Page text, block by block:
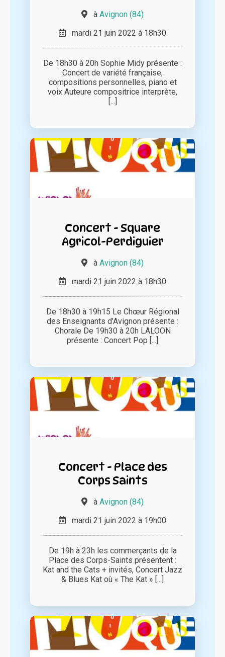
à Avignon (84)
mardi 21 juin 2022 à 18h30
De 18h30 à 20h Sophie Midy présente :
Concert de variété française,
compositions personnelles, piano et
voix Auteure compositrice interprète,
[...]
Concert - Square
Agricol-Perdiguier
à Avignon (84)
mardi 21 juin 2022 à 18h30
De 18h30 à 19h15 Le Chœur Régional
des Enseignants d’Avignon présente :
Chorale De 19h30 à 20h LALOON
présente : Concert Pop [...]
Concert - Place des
Corps Saints
à Avignon (84)
mardi 21 juin 2022 à 19h00
De 19h à 23h les commerçants de la
Place des Corps-Saints présentent :
Kat and the Cats + invités, Concert Jazz
& Blues Kat où « The Kat » [...]